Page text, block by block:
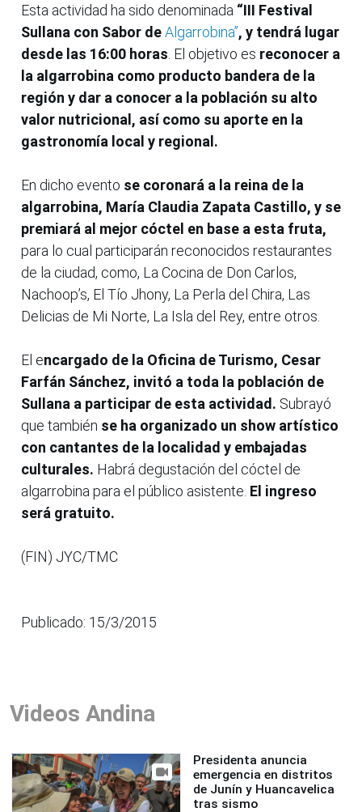
Esta actividad ha sido denominada “III Festival
Sullana con Sabor deAlgarrobina”, y tendrá lugar
desde las 16:00 horas . El objetivo es reconocer a
la algarrobina como producto bandera de la
región y dar a conocer a la población su alto
valor nutricional, así como su aporte en la
gastronomía local y regional.
En dicho evento se coronará a la reina de la
algarrobina, María Claudia Zapata Castillo, y se
premiará al mejor cóctel en base a esta fruta,
para lo cual participarán reconocidos restaurantes
de la ciudad, como, La Cocina de Don Carlos,
Nachoop’s, El Tío Jhony, La Perla del Chira, Las
Delicias de Mi Norte, La Isla del Rey, entre otros.
El encargado de la Oficina de Turismo, Cesar
Farfán Sánchez, invitó a toda la población de
Sullana a participar de esta actividad. Subrayó
que también se ha organizado un show artístico
con cantantes de la localidad y embajadas
culturales. Habrá degustación del cóctel de
algarrobina para el público asistente. El ingreso
será gratuito.
(FIN) JYC/TMC
Publicado: 15/3/2015
Videos Andina
Presidenta anuncia
emergencia en distritos
de Junín y Huancavelica
tras sismo